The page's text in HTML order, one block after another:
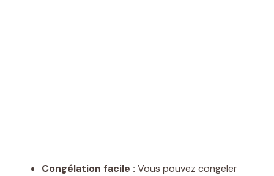
Congélation facile : Vous pouvez congeler